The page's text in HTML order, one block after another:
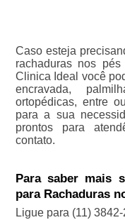
Caso esteja
rachaduras nos
Clinica Ideal você
encravada,
ortopédicas, entre
para a sua
prontos para
contato.
Para saber mais
para Rachaduras
Ligue para (11)